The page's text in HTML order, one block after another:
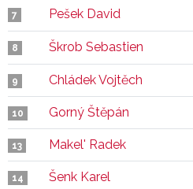
7 Pešek David
8 Škrob Sebastien
9 Chládek Vojtěch
10 Gorný Štěpán
13 Makel' Radek
14 Šenk Karel